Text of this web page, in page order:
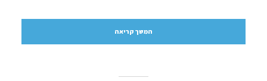
המשך קריאה